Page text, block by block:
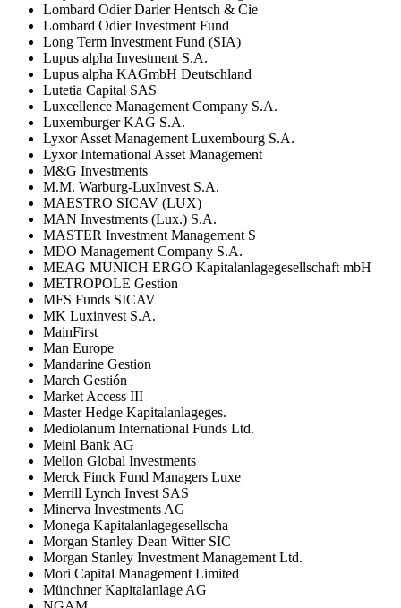
Lombard Odier Darier Hentsch & Cie
Lombard Odier Investment Fund
Long Term Investment Fund (SIA)
Lupus alpha Investment S.A.
Lupus alpha KAGmbH Deutschland
Lutetia Capital SAS
Luxcellence Management Company S.A.
Luxemburger KAG S.A.
Lyxor Asset Management Luxembourg S.A.
Lyxor International Asset Management
M&G Investments
M.M. Warburg-LuxInvest S.A.
MAESTRO SICAV (LUX)
MAN Investments (Lux.) S.A.
MASTER Investment Management S
MDO Management Company S.A.
MEAG MUNICH ERGO Kapitalanlagegesellschaft mbH
METROPOLE Gestion
MFS Funds SICAV
MK Luxinvest S.A.
MainFirst
Man Europe
Mandarine Gestion
March Gestión
Market Access III
Master Hedge Kapitalanlageges.
Mediolanum International Funds Ltd.
Meinl Bank AG
Mellon Global Investments
Merck Finck Fund Managers Luxe
Merrill Lynch Invest SAS
Minerva Investments AG
Monega Kapitalanlagegesellscha
Morgan Stanley Dean Witter SIC
Morgan Stanley Investment Management Ltd.
Mori Capital Management Limited
Münchner Kapitalanlage AG